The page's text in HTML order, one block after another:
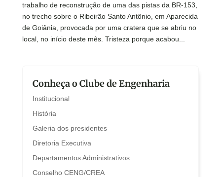
trabalho de reconstrução de uma das pistas da BR-153,
no trecho sobre o Ribeirão Santo Antônio, em Aparecida
de Goiânia, provocada por uma cratera que se abriu no
local, no início deste mês. Tristeza porque acabou...
Conheça o Clube de Engenharia
Institucional
História
Galeria dos presidentes
Diretoria Executiva
Departamentos Administrativos
Conselho CENG/CREA